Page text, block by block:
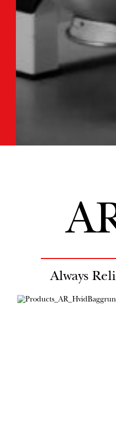
Always